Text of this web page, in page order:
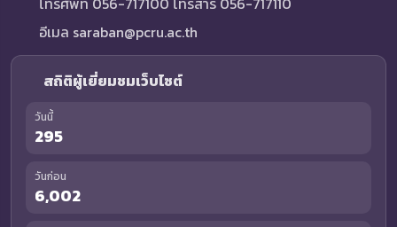
อีเมล saraban@pcru.ac.th
สถิติผู้เยี่ยมชมเว็บไซต์
วันนี้
295
วันก่อน
6,002